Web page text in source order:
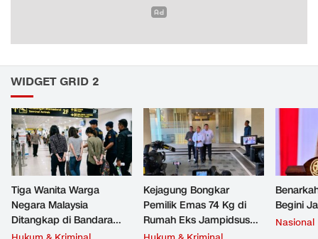
WIDGET GRID 2
Tiga Wanita Warga
Negara Malaysia
Ditangkap di Bandara
Soetta, Bawa Beragam
Kejagung Bongkar
Pemilik Emas 74 Kg di
Rumah Eks Jampidsus
Febrie Adriansyah
Begini
Nasional